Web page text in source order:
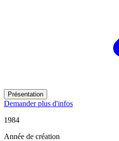
Présentation
Demander plus d'infos
1984
Année de création